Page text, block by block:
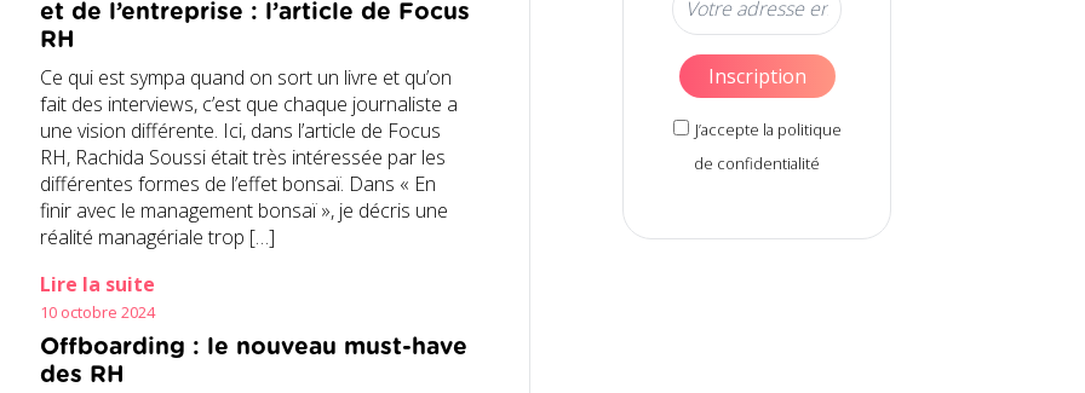
et de l’entreprise : l’article de Focus
RH
Ce qui est sympa quand on sort un livre et qu’on
fait des interviews, c’est que chaque journaliste a
une vision différente. Ici, dans l’article de Focus
RH, Rachida Soussi était très intéressée par les
différentes formes de l’effet bonsaï. Dans « En
finir avec le management bonsaï », je décris une
réalité managériale trop […]
Lire la suite
10 octobre 2024
Offboarding : le nouveau must-have
des RH
J’accepte la politique
de confidentialité